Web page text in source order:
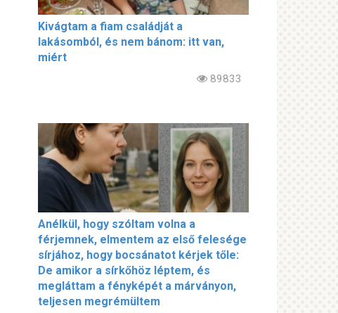
Kivágtam a fiam családját a
lakásomból, és nem bánom: itt van,
miért
89833
Anélkül, hogy szóltam volna a
férjemnek, elmentem az első felesége
sírjához, hogy bocsánatot kérjek tőle:
De amikor a sírkőhöz léptem, és
megláttam a fényképét a márványon,
teljesen megrémültem